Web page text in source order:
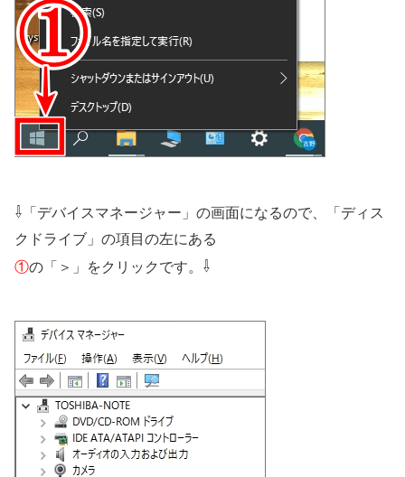
⇩ 「デバイスマネージャー」の画面になるので、「ディス
クドライブ」の項目の左にある
①の「＞」をクリックです。 ⇩